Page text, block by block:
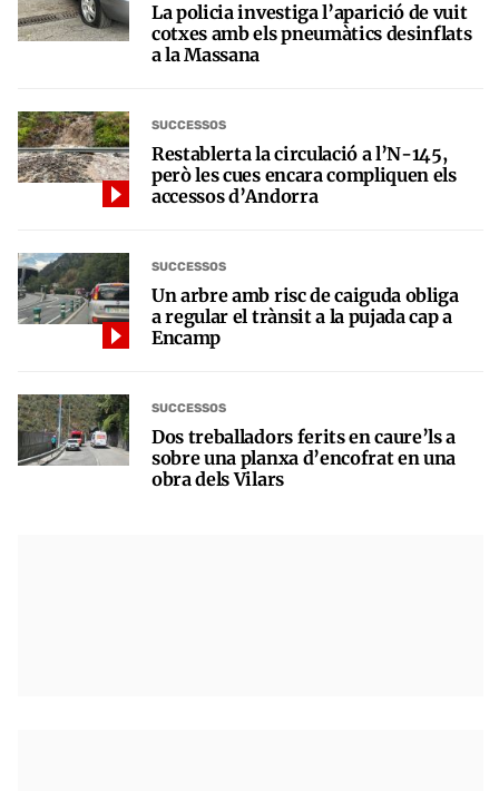
La policia investiga l’aparició de vuit
cotxes amb els pneumàtics desinflats
a la Massana
SUCCESSOS
Restablerta la circulació a l’N-145,
però les cues encara compliquen els
accessos d’Andorra
SUCCESSOS
Un arbre amb risc de caiguda obliga
a regular el trànsit a la pujada cap a
Encamp
SUCCESSOS
Dos treballadors ferits en caure’ls a
sobre una planxa d’encofrat en una
obra dels Vilars